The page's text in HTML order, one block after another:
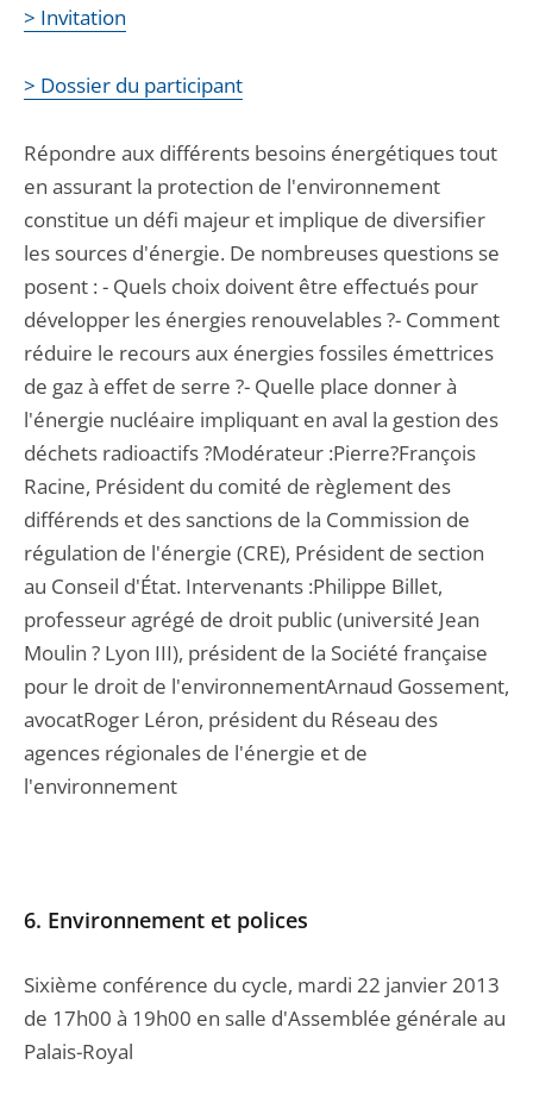
> Invitation
> Dossier du participant
Répondre aux différents besoins énergétiques tout
en assurant la protection de l'environnement
constitue un défi majeur et implique de diversifier
les sources d'énergie. De nombreuses questions se
posent : - Quels choix doivent être effectués pour
développer les énergies renouvelables ?- Comment
réduire le recours aux énergies fossiles émettrices
de gaz à effet de serre ?- Quelle place donner à
l'énergie nucléaire impliquant en aval la gestion des
déchets radioactifs ?Modérateur :Pierre?François
Racine, Président du comité de règlement des
différends et des sanctions de la Commission de
régulation de l'énergie (CRE), Président de section
au Conseil d'État. Intervenants :Philippe Billet,
professeur agrégé de droit public (université Jean
Moulin ? Lyon III), président de la Société française
pour le droit de l'environnementArnaud Gossement,
avocatRoger Léron, président du Réseau des
agences régionales de l'énergie et de
l'environnement
6. Environnement et polices
Sixième conférence du cycle, mardi 22 janvier 2013
de 17h00 à 19h00 en salle d'Assemblée générale au
Palais-Royal